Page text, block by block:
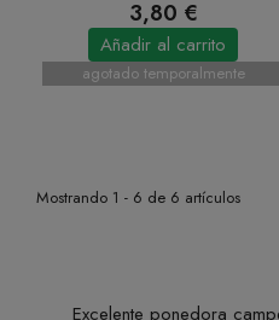
3,80 €
Añadir al carrito
agotado temporalmente
Mostrando 1 - 6 de 6 artículos
Excelente ponedora